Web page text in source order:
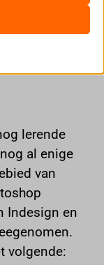
kansen
ruimte om
lerende
al enige
van
Indesign en
volgende:
us to gain
visitors
certain media
media posts,
services that do
not been